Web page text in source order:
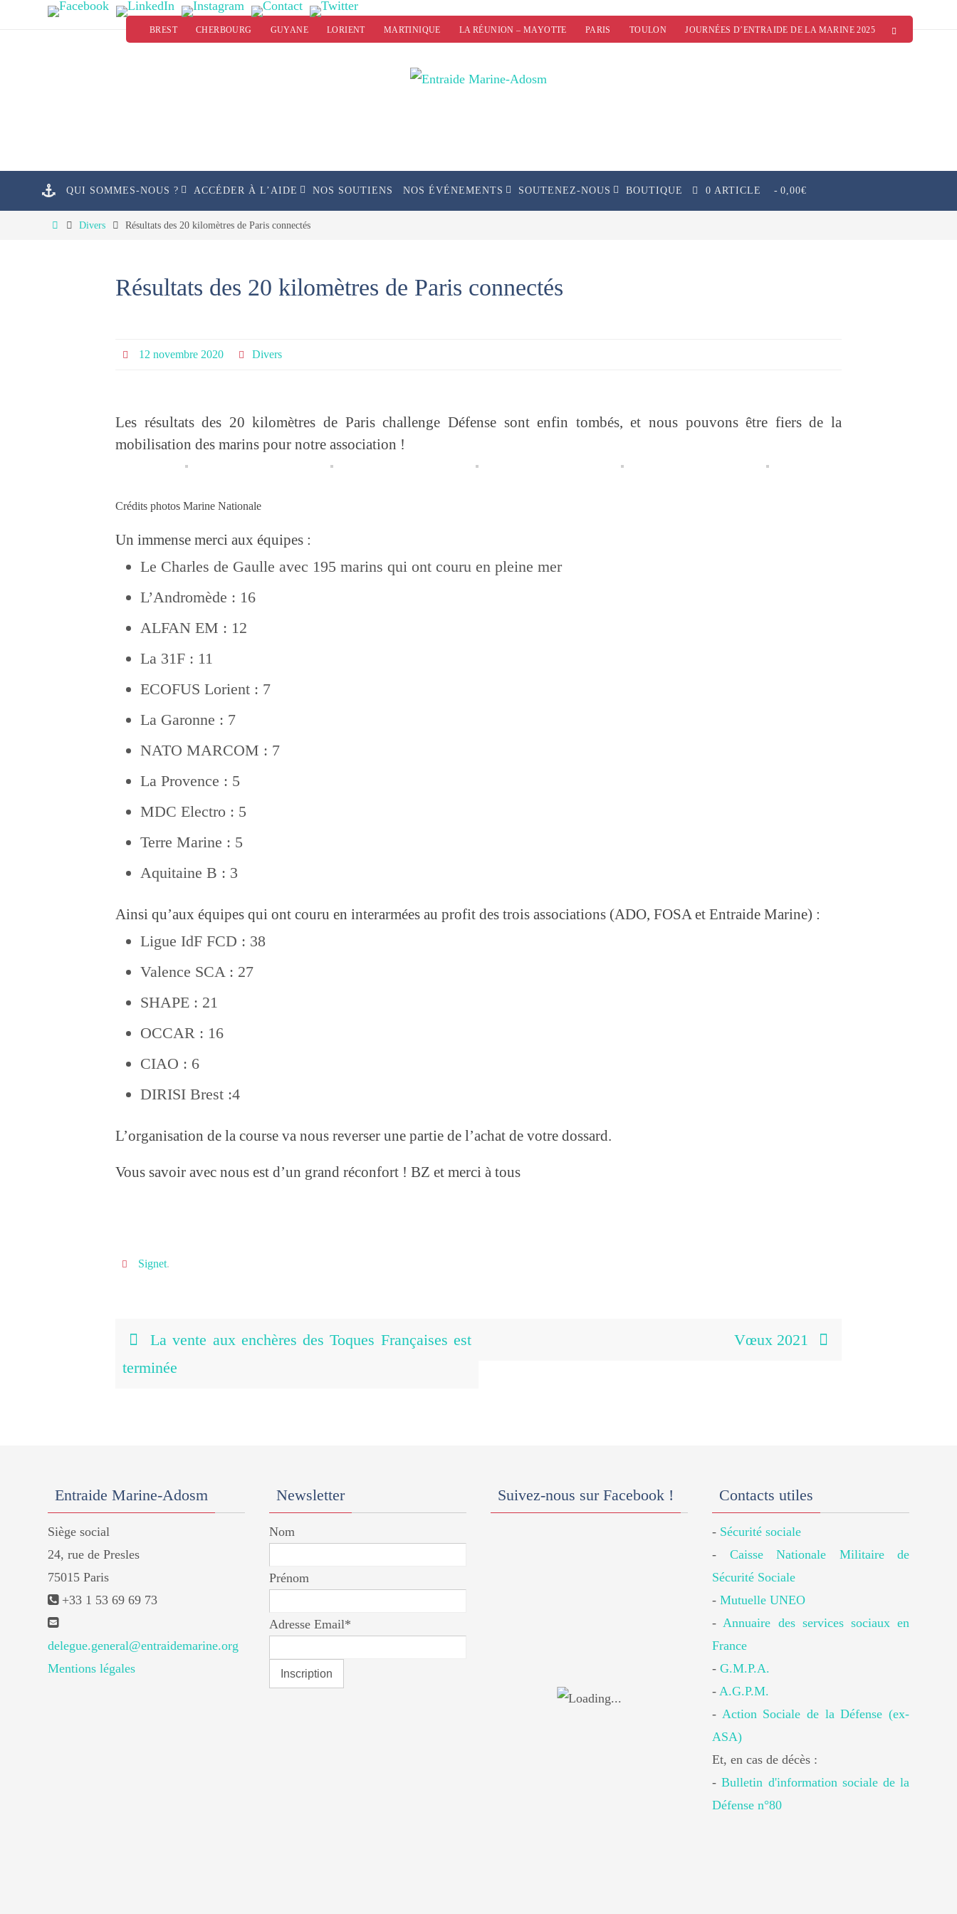
BREST CHERBOURG GUYANE LORIENT MARTINIQUE LA RÉUNION – MAYOTTE PARIS TOULON JOURNÉES D’ENTRAIDE DE LA MARINE 2025
QUI SOMMES-NOUS ? ACCÉDER À L’AIDE NOS SOUTIENS NOS ÉVÉNEMENTS SOUTENEZ-NOUS BOUTIQUE 0 ARTICLE 0,00€
HomeDivers Résultats des 20 kilomètres de Paris connectés
Résultats des 20 kilomètres de Paris connectés
12 novembre 2020 Divers
Les résultats des 20 kilomètres de Paris challenge Défense sont enfin tombés, et nous pouvons être fiers de la
mobilisation des marins pour notre association !
Crédits photos Marine Nationale
Un immense merci aux équipes :
Le Charles de Gaulle avec 195 marins qui ont couru en pleine mer
L’Andromède : 16
ALFAN EM : 12
La 31F : 11
ECOFUS Lorient : 7
La Garonne : 7
NATO MARCOM : 7
La Provence : 5
MDC Electro : 5
Terre Marine : 5
Aquitaine B : 3
Ainsi qu’aux équipes qui ont couru en interarmées au profit des trois associations (ADO, FOSA et Entraide Marine) :
Ligue IdF FCD : 38
Valence SCA : 27
SHAPE : 21
OCCAR : 16
CIAO : 6
DIRISI Brest :4
L’organisation de la course va nous reverser une partie de l’achat de votre dossard.
Vous savoir avec nous est d’un grand réconfort ! BZ et merci à tous
Signet.
La vente aux enchères des Toques Françaises est
terminée
Vœux 2021
Entraide Marine-Adosm
Siège social
24, rue de Presles
75015 Paris
+33 1 53 69 69 73
delegue.general@entraidemarine.org
Mentions légales
Newsletter
Nom
Prénom
Adresse Email*
Suivez-nous sur Facebook ! Contacts utiles
- Sécurité sociale
- Caisse Nationale Militaire de
Sécurité Sociale
-Mutuelle UNEO
-Annuaire des services sociaux en
France
-G.M.P.A.
-A.G.P.M.
- Action Sociale de la Défense (ex-
ASA)
Et, en cas de décès :
-Bulletin d'information sociale de la
Défense n°80